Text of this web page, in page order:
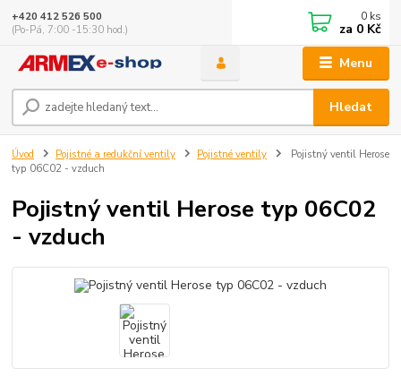
Menu
Hledat
+420 412 526 500
(Po-Pá, 7:00 -15:30 hod.)
0 ks
za 0 Kč
Úvod Pojistné a redukční ventily Pojistné ventily
Pojistný ventil Herose
typ 06C02 - vzduch
Pojistný ventil Herose typ 06C02
- vzduch